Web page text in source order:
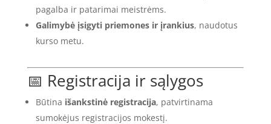
pagalba ir patarimai meistrėms.
Galimybė įsigyti priemones ir įrankius, naudotus
kurso metu.
📅 Registracija ir sąlygos
Būtina išankstinė registracija, patvirtinama
sumokėjus registracijos mokestį.